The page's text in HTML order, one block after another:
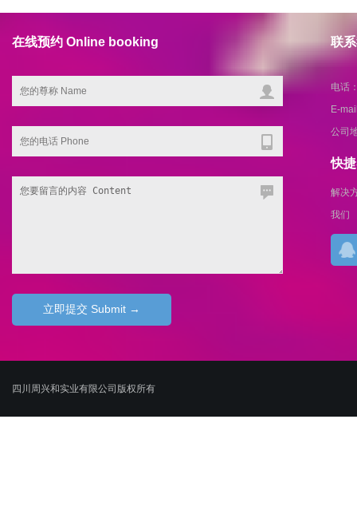
在线预约 Online booking 联
电话
E-
公司
快
解决
我们
四川周兴和实业有限公司版权所有